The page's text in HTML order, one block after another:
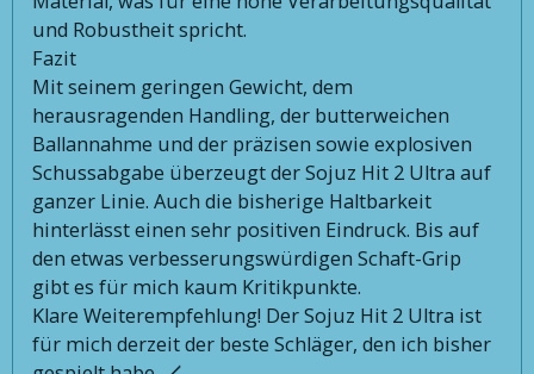
und Robustheit spricht.
Fazit
Mit seinem geringen Gewicht, dem
herausragenden Handling, der butterweichen
Ballannahme und der präzisen sowie explosiven
Schussabgabe überzeugt der Sojuz Hit 2 Ultra auf
ganzer Linie. Auch die bisherige Haltbarkeit
hinterlässt einen sehr positiven Eindruck. Bis auf
den etwas verbesserungswürdigen Schaft-Grip
gibt es für mich kaum Kritikpunkte.
Klare Weiterempfehlung! Der Sojuz Hit 2 Ultra ist
für mich derzeit der beste Schläger, den ich bisher